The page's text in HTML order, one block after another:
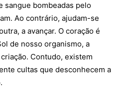
sangue bombeadas pelo
Ao contrário, ajudam-se
a avançar. O coração é
de nosso organismo, a
Contudo, existem
cultas que desconhecem a